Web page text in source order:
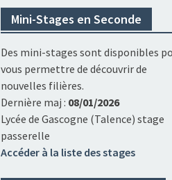
Mini-Stages en Seconde
Des mini-stages sont disponibles
vous permettre de découvrir de
nouvelles filières.
Dernière maj : 08/01/2026
Lycée de Gascogne (Talence) stage
passerelle
Accéder à la liste des stages